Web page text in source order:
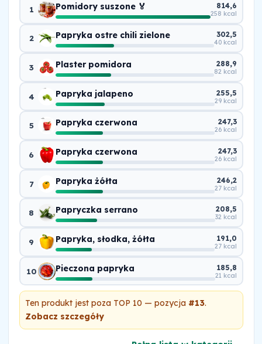
1 Pomidory suszone 🏅 814,6
258 kcal
2 Papryka ostre chili zielone 302,5
40 kcal
3 Plaster pomidora 288,9
82 kcal
4 Papryka jalapeno 255,5
29 kcal
5 Papryka czerwona 247,3
26 kcal
6 Papryka czerwona 247,3
26 kcal
7 Papryka żółta 246,2
27 kcal
8 Papryczka serrano 208,5
32 kcal
9 Papryka, słodka, żółta 191,0
27 kcal
10 Pieczona papryka 185,8
21 kcal
Ten produkt jest poza TOP 10 — pozycja #13.
Zobacz szczegóły